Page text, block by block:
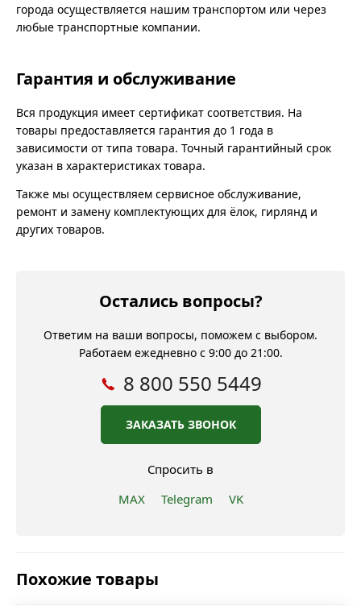
города осуществляется нашим транспортом или через
любые транспортные компании.
Гарантия и обслуживание
Вся продукция имеет сертификат соответствия. На
товары предоставляется гарантия до 1 года в
зависимости от типа товара. Точный гарантийный срок
указан в характеристиках товара.
Также мы осуществляем сервисное обслуживание,
ремонт и замену комплектующих для ёлок, гирлянд и
других товаров.
Остались вопросы?
Ответим на ваши вопросы, поможем с выбором.
Работаем ежедневно с 9:00 до 21:00.
8 800 550 5449
ЗАКАЗАТЬ ЗВОНОК
Спросить в
MAX
Telegram VK
Похожие товары